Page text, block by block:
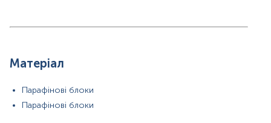
Матеріал
Парафінові блоки
Парафінові блоки